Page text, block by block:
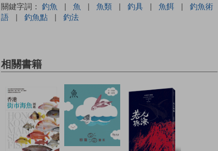
關鍵字詞： 釣魚 | 魚 | 魚類 | 釣具 | 魚餌 |
釣魚術
語
| 釣魚點 | 釣法
相關書籍